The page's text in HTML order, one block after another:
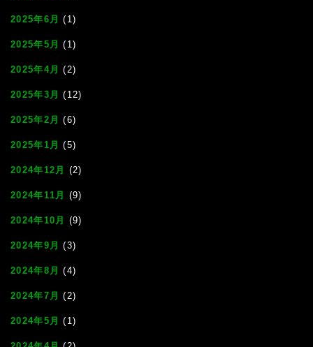
2025年6月 (1)
2025年5月 (1)
2025年4月 (2)
2025年3月 (12)
2025年2月 (6)
2025年1月 (5)
2024年12月 (2)
2024年11月 (9)
2024年10月 (9)
2024年9月 (3)
2024年8月 (4)
2024年7月 (2)
2024年5月 (1)